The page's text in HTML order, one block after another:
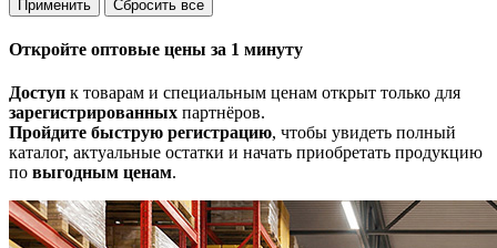
Откройте оптовые цены за 1 минуту
Доступ к товарам и специальным ценам открыт только для
зарегистрированных партнёров.
Пройдите быструю регистрацию, чтобы увидеть полный
каталог, актуальные остатки и начать приобретать продукцию
по выгодным ценам.